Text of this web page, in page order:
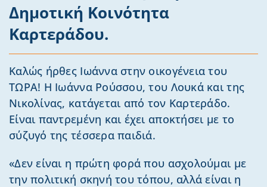
Δημοτική Κοινότητα
Καρτεράδου.
Καλώς ήρθες Ιωάννα στην οικογένεια του
ΤΩΡΑ! Η Ιωάννα Ρούσσου, του Λουκά και της
Νικολίνας, κατάγεται από τον Καρτεράδο.
Είναι παντρεμένη και έχει αποκτήσει με το
σύζυγό της τέσσερα παιδιά.
«Δεν είναι η πρώτη φορά που ασχολούμαι με
την πολιτική σκηνή του τόπου, αλλά είναι η